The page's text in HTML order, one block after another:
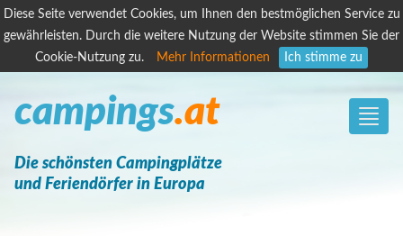
Diese Seite verwendet Cookies, um Ihnen den bestmöglichen Service zu
gewährleisten. Durch die weitere Nutzung der Website stimmen Sie der
Cookie-Nutzung zu.
Mehr Informationen Ich stimme zu
Toggle
campings.at
Die schönsten Campingplätze
und Feriendörfer in Europa